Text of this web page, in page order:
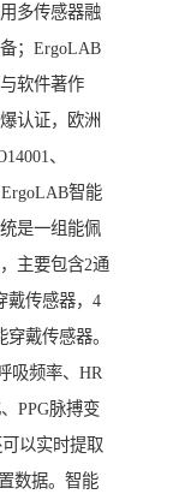
多传感器融
；ErgoLAB
软件著作
认证，欧洲
、
智能
是一组能佩
主要包含2通
戴传感器，4
戴传感器。
吸频率、HR
PPG脉搏变
以实时提取
数据。智能